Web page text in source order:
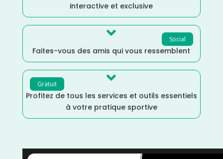
interactive et exclusive
Social

Faites-vous des amis qui vous ressemblent
Gratuit 
Profitez de tous les services et outils essentiels
à votre pratique sportive